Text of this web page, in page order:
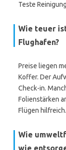
Teste
Wie teuer
Flughafen?
Preise liegen
Koffer. Der
Check-in.
Folienstärken
Flügen hilfreich.
Wie
wie